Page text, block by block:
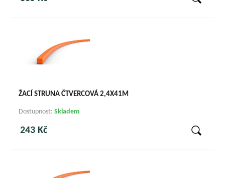
ŽACÍ STRUNA ČTVERCOVÁ 2,4X41M
Dostupnost:Skladem
243 Kč